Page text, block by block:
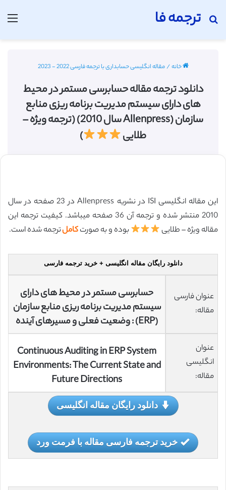
ترجمه فا
جستجو برای
خانه/مقاله انگلیسی حسابداری با ترجمه فارسی 2022 - 2023
دانلود ترجمه مقاله حسابرسی مستمر در محیط
های دارای سیستم مدیریت برنامه ریزی منابع
سازمان (Allenpress سال 2010) (ترجمه ویژه –
طلایی
)
این مقاله انگلیسی ISI در نشریه Allenpress در 23 صفحه در سال
2010 منتشر شده و ترجمه آن 36 صفحه میباشد. کیفیت ترجمه این
مقاله ویژه – طلایی
بوده و به صورتکاملترجمه شده است.
دانلود رایگان مقاله انگلیسی + خرید ترجمه فارسی
عنوان فارسی
مقاله:
حسابرسی مستمر در محیط های دارای
سیستم مدیریت برنامه ریزی منابع سازمان
(ERP) : وضعیت فعلی و مسیرهای آینده
عنوان
انگلیسی
مقاله:
Continuous Auditing in ERP System
Environments: The Current State and
Future Directions
دانلود رایگان مقاله انگلیسی
خرید ترجمه فارسی مقاله با فرمت ورد